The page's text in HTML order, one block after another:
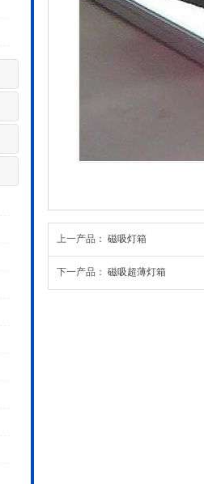
上一产品： 磁吸灯箱
下一产品： 磁吸超薄灯箱